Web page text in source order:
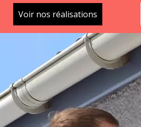
Voir nos réalisations